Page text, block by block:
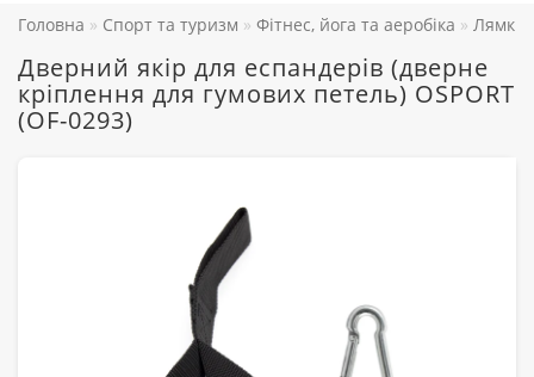
Головна Спорт та туризм Фітнес, йога та аеробіка Лямки,
Дверний якір для еспандерів (дверне
кріплення для гумових петель) OSPORT
(OF-0293)